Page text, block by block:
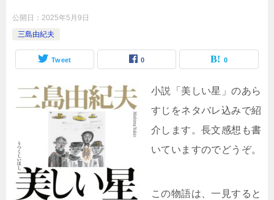
公開日： 2025年5月9日
三島由紀夫
Tweet 0 0
小説「美しい星」のあら
すじをネタバレ込みで紹
介します。長文感想も書
いていますのでどうぞ。
この物語は、一見すると